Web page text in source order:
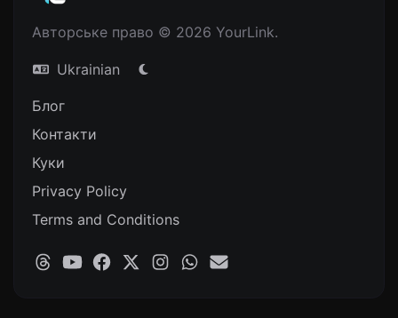
Авторське право © 2026 YourLink.
Ukrainian
Блог
Контакти
Куки
Privacy Policy
Terms and Conditions